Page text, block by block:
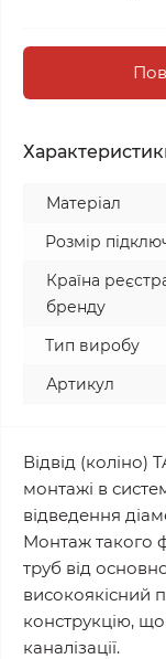
Матеріал
Розмір
Країна
бренду
Тип виробу
Артикул
Відвід (коліно)
монтажі в
відведення
Монтаж такого
труб від
високоякісний
конструкцію,
каналізації.